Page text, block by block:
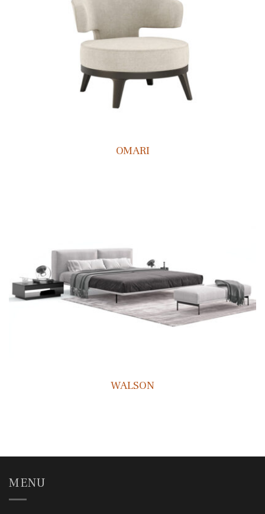
OMARI
WALSON
MENU